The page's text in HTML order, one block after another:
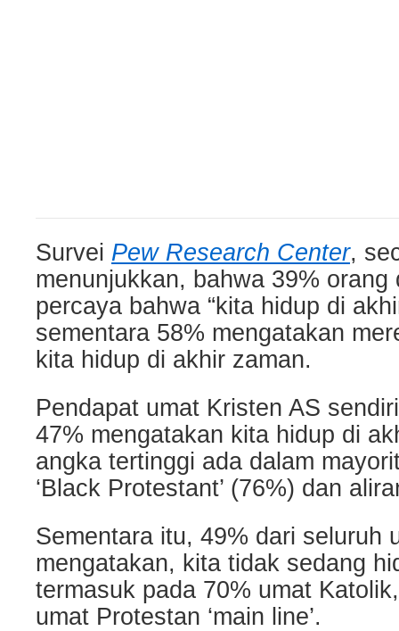
Survei Pew Research Center,
menunjukkan, bahwa 39% orang
percaya bahwa “kita hidup di
sementara 58% mengatakan
kita hidup di akhir zaman.
Pendapat umat Kristen AS
47% mengatakan kita hidup di
angka tertinggi ada dalam
‘Black Protestant’ (76%) dan
Sementara itu, 49% dari seluruh
mengatakan, kita tidak sedang
termasuk pada 70% umat
umat Protestan ‘main line’.